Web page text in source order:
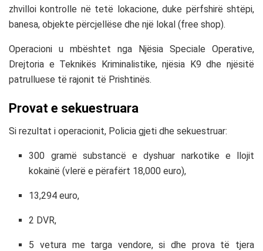
zhvilloi kontrolle në tetë lokacione, duke përfshirë shtëpi,
banesa, objekte përcjellëse dhe një lokal (free shop).
Operacioni u mbështet nga Njësia Speciale Operative,
Drejtoria e Teknikës Kriminalistike, njësia K9 dhe njësitë
patrulluese të rajonit të Prishtinës.
Provat e sekuestruara
Si rezultat i operacionit, Policia gjeti dhe sekuestruar:
300 gramë substancë e dyshuar narkotike e llojit
kokainë (vlerë e përafërt 18,000 euro),
13,294 euro,
2 DVR,
5 vetura me targa vendore, si dhe prova të tjera